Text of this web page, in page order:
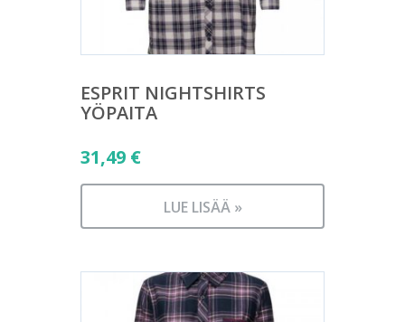
ESPRIT NIGHTSHIRTS
YÖPAITA
31,49 €
LUE LISÄÄ »